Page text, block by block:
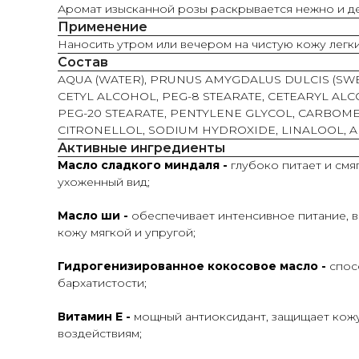
Аромат изысканной розы раскрывается нежно и
Применение
Наносить утром или вечером на чистую кожу
Состав
AQUA (WATER), PRUNUS AMYGDALUS DULCIS
CETYL ALCOHOL, PEG-8 STEARATE, CETEARYL
PEG-20 STEARATE, PENTYLENE GLYCOL,
CITRONELLOL, SODIUM HYDROXIDE, LINALOOL,
Активные ингредиенты
Масло сладкого миндаля - глубоко питает и
ухоженный вид;
Масло ши - обеспечивает интенсивное питание,
кожу мягкой и упругой;
Гидрогенизированное кокосовое масло -
бархатистости;
Витамин Е - мощный антиоксидант, защищает
воздействиям;